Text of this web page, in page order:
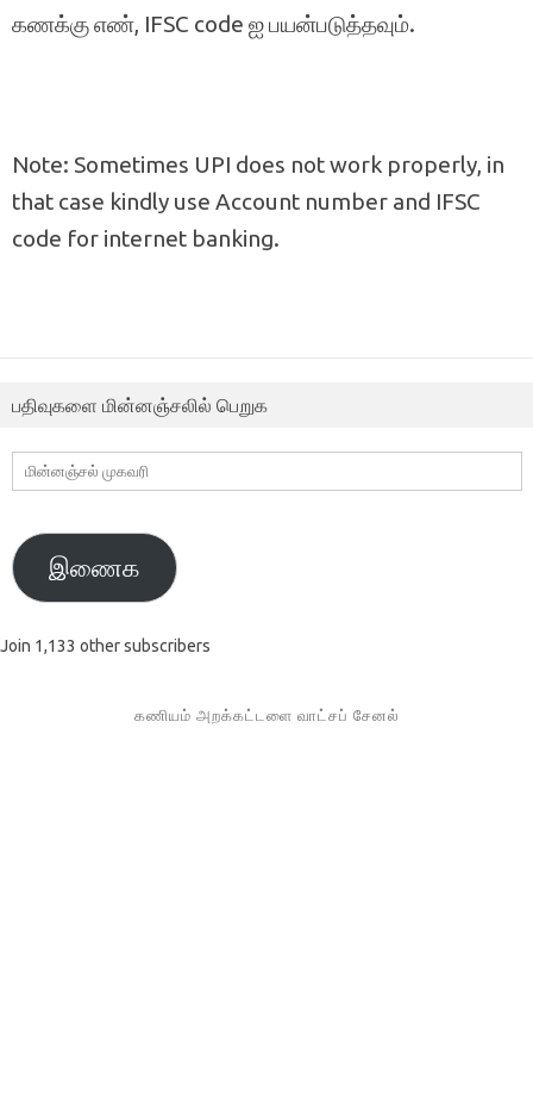
கணக்கு எண், IFSC code ஐ பயன்படுத்தவும்.
Note: Sometimes UPI does not work properly, in
that case kindly use Account number and IFSC
code for internet banking.
பதிவுகளை மின்னஞ்சலில் பெறுக
மின்னஞ்சல்
முகவரி
இணைக
Join 1,133 other subscribers
கணியம் அறக்கட்டளை வாட்சப் சேனல்